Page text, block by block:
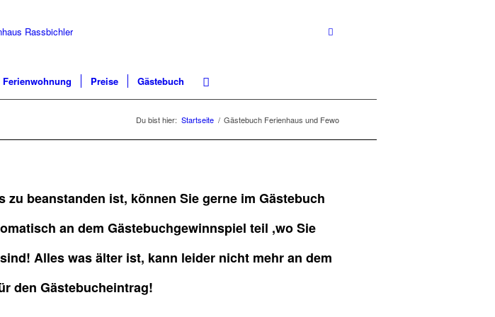
Ferienwohnung Preise Gästebuch
Du bist hier: Startseite / Gästebuch Ferienhaus und Fewo
beanstanden ist, können Sie gerne im Gästebuch
an dem Gästebuchgewinnspiel teil ,wo Sie
Alles was älter ist, kann leider nicht mehr an dem
den Gästebucheintrag!